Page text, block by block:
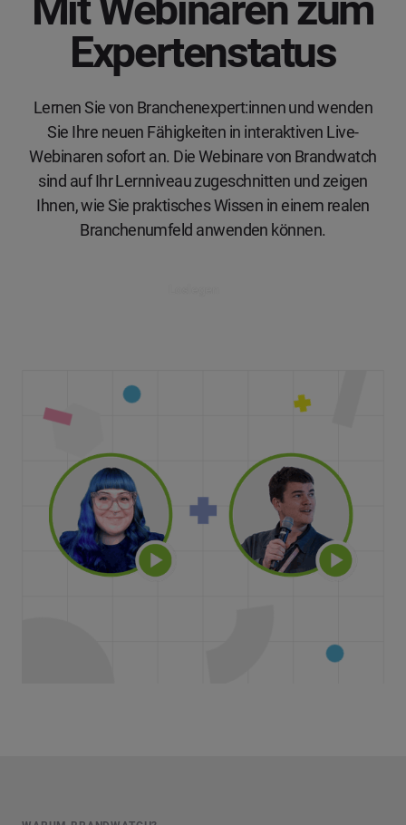
Expertenstatus
Lernen Sie von Branchenexpert:innen und wenden
Sie Ihre neuen Fähigkeiten in interaktiven Live-
Webinaren sofort an. Die Webinare von Brandwatch
sind auf Ihr Lernniveau zugeschnitten und zeigen
Ihnen, wie Sie praktisches Wissen in einem realen
Branchenumfeld anwenden können.